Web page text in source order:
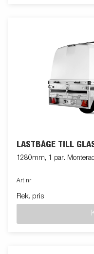
LASTBÅGE TILL
1280mm, 1 par.
Art nr
Rek. pris